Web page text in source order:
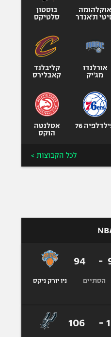
אוקלהומה
ת'אנדר
בוסטון
סלטיקס
אורלנדו
מג'יק
קליבלנד
קאבלירס
76
אטלנטה
הוקס
לכל הקבוצות >
-
94
הסתיים ניו יורק ניקס
-
106